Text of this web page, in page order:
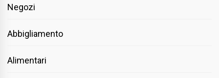
Negozi
Abbigliamento
Alimentari